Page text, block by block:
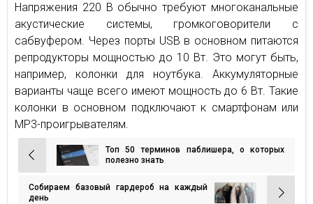
Напряжения 220 В обычно требуют многоканальные
акустические системы, громкоговорители с
сабвуфером. Через порты USB в основном питаются
репродукторы мощностью до 10 Вт. Это могут быть,
например, колонки для ноутбука. Аккумуляторные
варианты чаще всего имеют мощность до 6 Вт. Такие
колонки в основном подключают к смартфонам или
MP3-проигрывателям.
Навигация
по
записям
Топ 50 терминов паблишера, о которых
полезно знать
Собираем базовый гардероб на каждый
день